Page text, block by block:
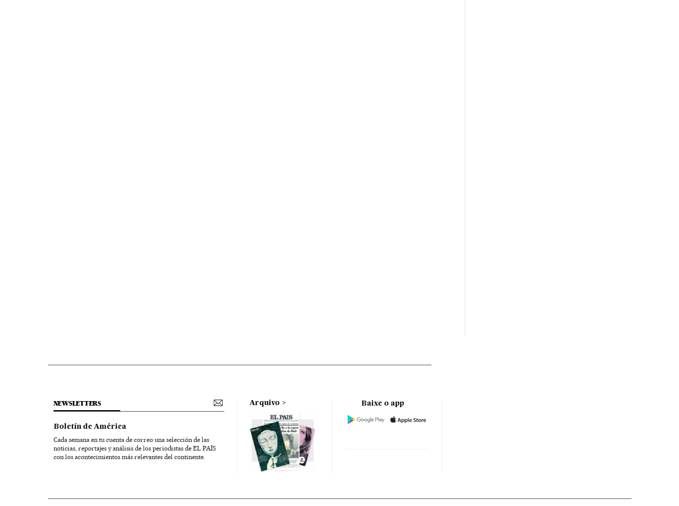
NEWSLETTERS
Boletín de América
Cada semana en tu cuenta de correo una selección de las
noticias, reportajes y análisis de los periodistas de EL PAÍS
con los acontecimientos más relevantes del continente.
Arquivo Baixe o app